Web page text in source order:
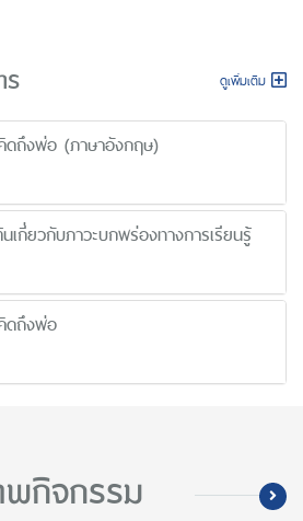
ดูเพิ่มเติม
ดถึงพ่อ (ภาษาอังกฤษ)
เกี่ยวกับภาวะบกพร่องทางการเรียนรู้
ดถึงพ่อ
พกิจกรรม